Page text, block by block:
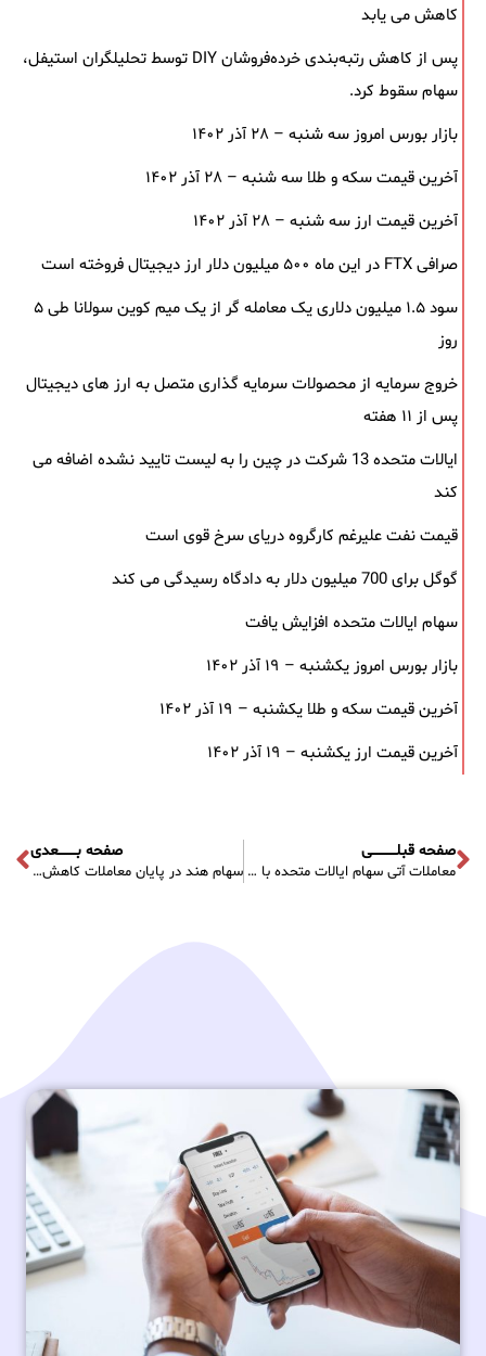
کاهش می یابد
پس از کاهش رتبه‌بندی خرده‌فروشان DIY توسط تحلیلگران استیفل،
سهام سقوط کرد.
بازار بورس امروز سه شنبه – ۲۸ آذر ۱۴۰۲
آخرین قیمت سکه و طلا سه شنبه – ۲۸ آذر ۱۴۰۲
آخرین قیمت ارز سه شنبه – ۲۸ آذر ۱۴۰۲
صرافی FTX در این ماه ۵۰۰ میلیون دلار ارز دیجیتال فروخته است
سود ۱.۵ میلیون دلاری یک معامله ‌گر از یک میم‌ کوین سولانا طی ۵
روز
خروج سرمایه از محصولات سرمایه ‌گذاری متصل به ارز های دیجیتال
پس از ۱۱ هفته
ایالات متحده 13 شرکت در چین را به لیست تایید نشده اضافه می
کند
قیمت نفت علیرغم کارگروه دریای سرخ قوی است
گوگل برای 700 میلیون دلار به دادگاه رسیدگی می کند
سهام ایالات متحده افزایش یافت
بازار بورس امروز یکشنبه – ۱۹ آذر ۱۴۰۲
آخرین قیمت سکه و طلا یکشنبه – ۱۹ آذر ۱۴۰۲
آخرین قیمت ارز یکشنبه – ۱۹ آذر ۱۴۰۲
صفحه قبلـــــــــــی
معاملات آتی سهام ایالات متحده با ناامید شدن راهنمای FedEx کاهش می یابد
صفحه بــــــــعدی
سهام هند در پایان معاملات کاهش یافت. Nifty 50 1.41% کاهش یافت